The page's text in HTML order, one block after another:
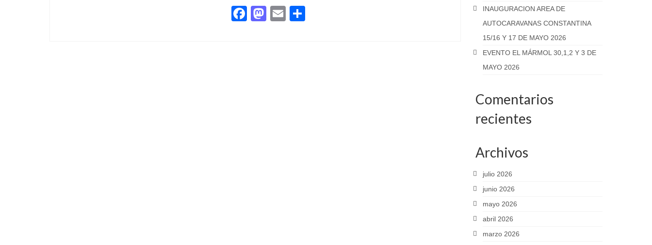
Facebook
Mastodon
Email
INAUGURACION AREA DE
AUTOCARAVANAS CONSTANTINA
15/16 Y 17 DE MAYO 2026
EVENTO EL MÁRMOL 30,1,2 Y 3 DE
MAYO 2026
Comentarios
recientes
Archivos
julio 2026
junio 2026
mayo 2026
abril 2026
marzo 2026